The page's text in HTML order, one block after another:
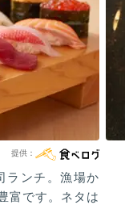
ランチ。漁場か
富です。ネタは